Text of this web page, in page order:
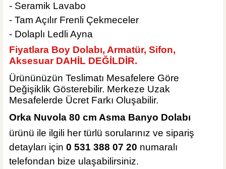
Hansgrohe Logis 100 Lavabo Bataryası
16.666,80 TL
10.000,08 TL
Sepete Ekle
Hansgrohe Krom S Tipi Lavabo Sifonu
- Seramik Lavabo
- Tam Açılır Frenli Çekmeceler
- Dolaplı Ledli Ayna
Fiyatlara Boy Dolabı, Armatür, Sifon,
Aksesuar DAHİL DEĞİLDİR.
Ürününüzün Teslimatı Mesafelere Göre
Değişiklik Gösterebilir. Merkeze Uzak
Mesafelerde Ücret Farkı Oluşabilir.
Orka Nuvola 80 cm Asma Banyo Dolabı
ürünü ile ilgili her türlü sorularınız ve sipariş
detayları için 0 531 388 07 20 numaralı
telefondan bize ulaşabilirsiniz.